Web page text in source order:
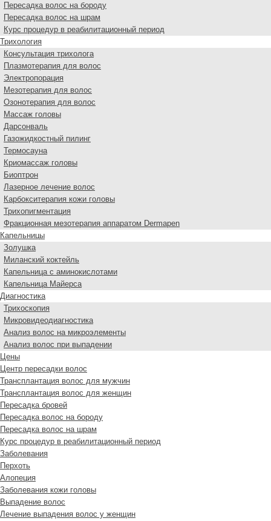
Пересадка волос на бороду
Пересадка волос на шрам
Курс процедур в реабилитационный период
Трихология
Консультация трихолога
Плазмотерапия для волос
Электропорация
Мезотерапия для волос
Озонотерапия для волос
Массаж головы
Дарсонваль
Газожидкостный пилинг
Термосауна
Криомассаж головы
Биоптрон
Лазерное лечение волос
Карбокситерапия кожи головы
Трихопигментация
Фракционная мезотерапия аппаратом Dermapen
Капельницы
Золушка
Миланский коктейль
Капельница с аминокислотами
Капельница Майерса
Диагностика
Трихоскопия
Микровидеодиагностика
Анализ волос на микроэлементы
Анализ волос при выпадении
Цены
Центр пересадки волос
Трансплантация волос для мужчин
Трансплантация волос для женщин
Пересадка бровей
Пересадка волос на бороду
Пересадка волос на шрам
Курс процедур в реабилитационный период
Заболевания
Перхоть
Алопеция
Заболевания кожи головы
Выпадение волос
Лечение выпадения волос у женщин